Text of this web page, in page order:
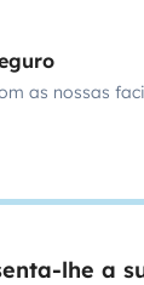
as nossas
lhe a